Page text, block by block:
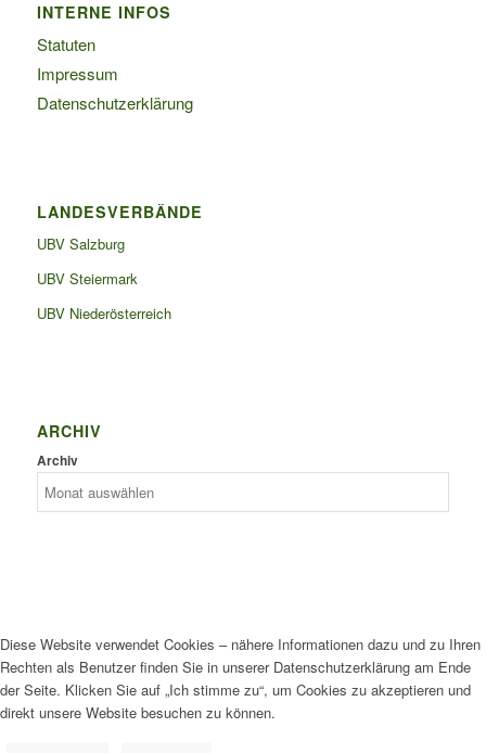
INTERNE INFOS
Statuten
Impressum
Datenschutzerklärung
LANDESVERBÄNDE
UBV Salzburg
UBV Steiermark
UBV Niederösterreich
ARCHIV
Archiv
Diese Website verwendet Cookies – nähere Informationen dazu und zu Ihren
Rechten als Benutzer finden Sie in unserer Datenschutzerklärung am Ende
der Seite. Klicken Sie auf „Ich stimme zu“, um Cookies zu akzeptieren und
direkt unsere Website besuchen zu können.